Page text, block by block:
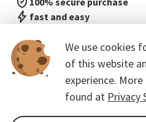
We use cookies
of this website
experience.
found at Privacy
fast and easy